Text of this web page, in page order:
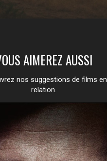
AIMEREZ AUSSI
nos suggestions de films en
relation.